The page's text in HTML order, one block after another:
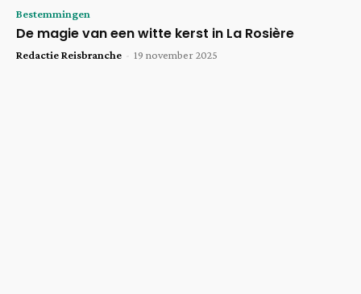
Bestemmingen
De magie van een witte kerst in La Rosière
Redactie Reisbranche - 19 november 2025